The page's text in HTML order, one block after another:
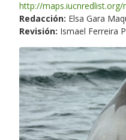
http://maps.iucnredlist.org/
Redacción: Elsa Gara
Revisión: Ismael Ferreira